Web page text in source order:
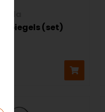
Spiegels (set)